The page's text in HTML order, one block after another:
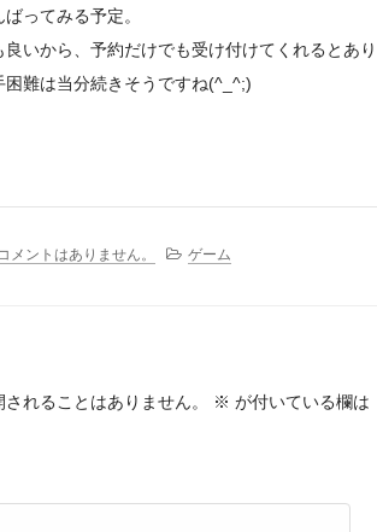
ってみる予定。
いから、予約だけでも受け付けてくれるとあり
難は当分続きそうですね(^_^;)
コメントはありません。 ゲーム
れることはありません。 ※ が付いている欄は